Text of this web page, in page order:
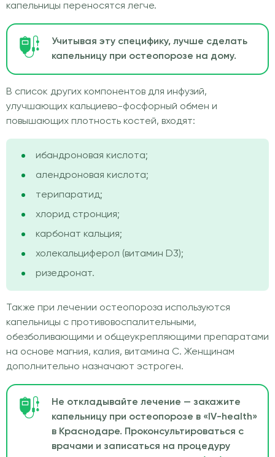
капельницы переносятся легче.
Учитывая эту специфику, лучше сделать
капельницу при остеопорозе на дому.
В список других компонентов для инфузий,
улучшающих кальциево-фосфорный обмен и
повышающих плотность костей, входят:
ибандроновая кислота;
алендроновая кислота;
терипаратид;
хлорид стронция;
карбонат кальция;
холекальциферол (витамин D3);
ризедронат.
Также при лечении остеопороза используются
капельницы с противовоспалительными,
обезболивающими и общеукрепляющими препаратами
на основе магния, калия, витамина C. Женщинам
дополнительно назначают эстроген.
Не откладывайте лечение — закажите
капельницу при остеопорозе в «IV-health»
в Краснодаре. Проконсультироваться с
врачами и записаться на процедуру